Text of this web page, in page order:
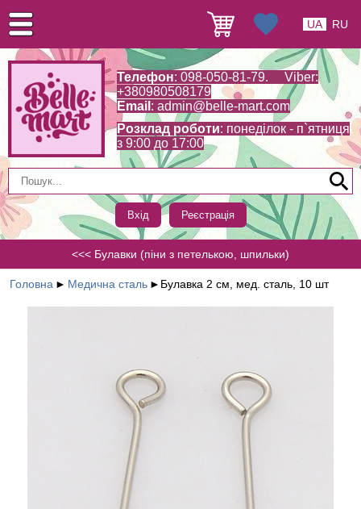
Телефон: 098-050-81-79. Viber:
+380980508179
Email : admin@belle-mart.com
Розклад роботи: понеділок - п`ятниця
з 9:00 до 17:00
Вхід Реєстрація
UA RU
<<< Булавки (піни з петелькою, шпильки)
Головна ► Медична сталь ► Булавка 2 см, мед. сталь, 10 шт